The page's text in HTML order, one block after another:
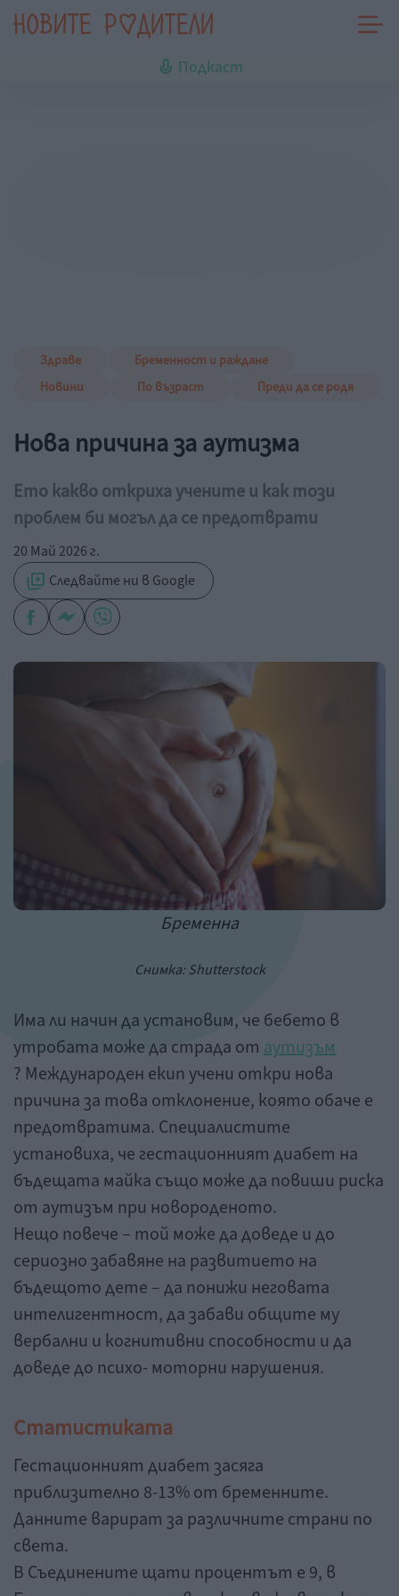
Подкаст
Здраве
Бременност и раждане
Новини
По възраст Преди да се родя
Нова причина за аутизма
Ето какво откриха учените и как този
проблем би могъл да се предотврати
20 Май 2026 г.
Следвайте ни в Google
Бременна
Снимка: Shutterstock
Има ли начин да установим, че бебето в
утробата може да страда от аутизъм
? Международен екип учени откри нова
причина за това отклонение, която обаче е
предотвратима. Специалистите
установиха, че гестационният диабет на
бъдещата майка също може да повиши риска
от аутизъм при новороденото.
Нещо повече – той може да доведе и до
сериозно забавяне на развитието на
бъдещото дете – да понижи неговата
интелигентност, да забави общите му
вербални и когнитивни способности и да
доведе до психо- моторни нарушения.
Статистиката
Гестационният диабет засяга
приблизително 8-13% от бременните.
Данните варират за различните страни по
света.
В Съединените щати процентът е 9, в